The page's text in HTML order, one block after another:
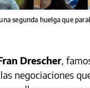
segunda huelga que
Drescher,
negociaciones